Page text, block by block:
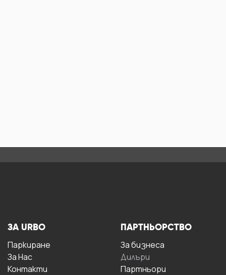
ЗА URBO
Паркиране
За Hас
Контакти
ПАРТНЬОРСТВО
За бизнесa
Дилъри
Партньори